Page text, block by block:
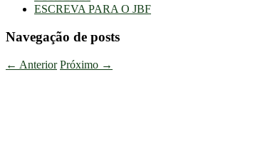
ESCREVA PARA O JBF
Navegação de posts
← Anterior Próximo →